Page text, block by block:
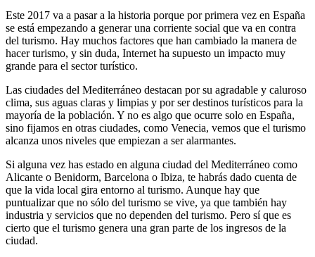
Este 2017 va a pasar a la historia porque por primera vez en España
se está empezando a generar una corriente social que va en contra
del turismo. Hay muchos factores que han cambiado la manera de
hacer turismo, y sin duda, Internet ha supuesto un impacto muy
grande para el sector turístico.
Las ciudades del Mediterráneo destacan por su agradable y caluroso
clima, sus aguas claras y limpias y por ser destinos turísticos para la
mayoría de la población. Y no es algo que ocurre solo en España,
sino fijamos en otras ciudades, como Venecia, vemos que el turismo
alcanza unos niveles que empiezan a ser alarmantes.
Si alguna vez has estado en alguna ciudad del Mediterráneo como
Alicante o Benidorm, Barcelona o Ibiza, te habrás dado cuenta de
que la vida local gira entorno al turismo. Aunque hay que
puntualizar que no sólo del turismo se vive, ya que también hay
industria y servicios que no dependen del turismo. Pero sí que es
cierto que el turismo genera una gran parte de los ingresos de la
ciudad.